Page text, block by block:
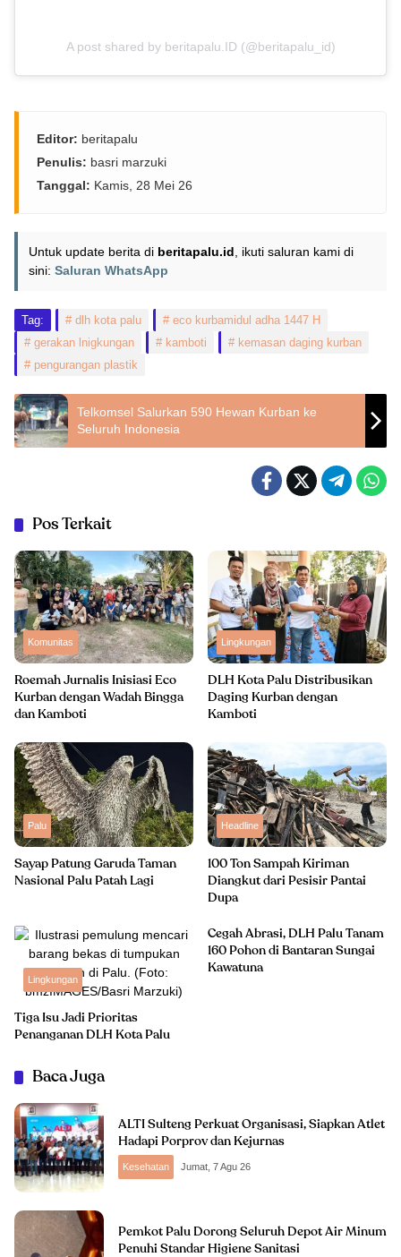
A post shared by beritapalu.ID (@beritapalu_id)
Editor: beritapalu
Penulis: basri marzuki
Tanggal: Kamis, 28 Mei 26
Untuk update berita di beritapalu.id , ikuti saluran kami di
sini: Saluran WhatsApp
Tag: dlh kota palu
eco kurbamidul adha 1447 H
gerakan lnigkungan
kamboti
kemasan daging kurban
pengurangan plastik
Telkomsel Salurkan 590 Hewan Kurban ke
Seluruh Indonesia
Pos Terkait
Komunitas
Roemah Jurnalis Inisiasi Eco
Kurban dengan Wadah Bingga
dan Kamboti
Lingkungan
DLH Kota Palu Distribusikan
Daging Kurban dengan
Kamboti
Palu
Sayap Patung Garuda Taman
Nasional Palu Patah Lagi
Headline
100 Ton Sampah Kiriman
Diangkut dari Pesisir Pantai
Dupa
Lingkungan
Tiga Isu Jadi Prioritas
Penanganan DLH Kota Palu
Cegah Abrasi, DLH Palu Tanam
160 Pohon di Bantaran Sungai
Kawatuna
Baca Juga
ALTI Sulteng Perkuat Organisasi, Siapkan Atlet
Hadapi Porprov dan Kejurnas
Kesehatan Jumat, 7 Agu 26
Pemkot Palu Dorong Seluruh Depot Air Minum
Penuhi Standar Higiene Sanitasi